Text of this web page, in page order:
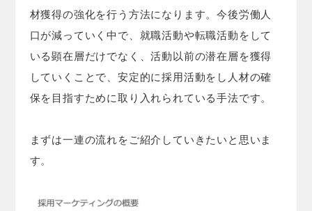
材獲得の強化を行う方法になります。今後労働人
口が減っていく中で、就職活動や転職活動をして
いる顕在層だけでなく、活動以前の潜在層を獲得
していくことで、安定的に採用活動をし人材の確
保を目指すために取り入れられている手法です。
まずは一連の流れをご紹介していきたいと思いま
す。